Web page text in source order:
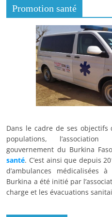
Promotion santé
Dans le cadre de ses
populations, l’association
gouvernement du Burkina
santé. C’est ainsi que depuis
d’ambulances médicalisées
Burkina a été initié par
charge et les évacuations